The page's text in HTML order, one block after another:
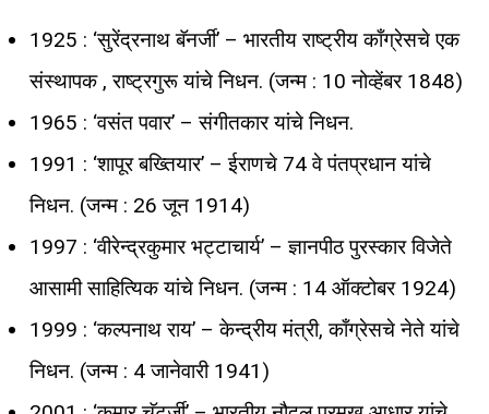
1925 : ‘सुरेंद्रनाथ बॅनर्जी’ – भारतीय राष्ट्रीय काँग्रेसचे एक
संस्थापक , राष्ट्रगुरू यांचे निधन. (जन्म : 10 नोव्हेंबर 1848)
1965 : ‘वसंत पवार’ – संगीतकार यांचे निधन.
1991 : ‘शापूर बख्तियार’ – ईराणचे 74 वे पंतप्रधान यांचे
निधन. (जन्म : 26 जून 1914)
1997 : ‘वीरेन्द्रकुमार भट्टाचार्य’ – ज्ञानपीठ पुरस्कार विजेते
आसामी साहित्यिक यांचे निधन. (जन्म : 14 ऑक्टोबर 1924)
1999 : ‘कल्पनाथ राय’ – केन्द्रीय मंत्री, काँग्रेसचे नेते यांचे
निधन. (जन्म : 4 जानेवारी 1941)